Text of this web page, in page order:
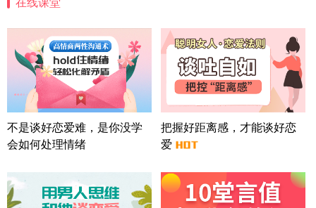
情感方案
浙江-宁波 150****8921
28分钟前
微信用户 逆光下的微笑 通过此页面咨询，已获得专
属情感方案
湖南-长沙 187****3359
18分钟前
微信用户 超 通过此页面咨询，已获得专属情感方案
福建-厦门 159****4462
山东-青岛 138****9975
7分钟前
不是谈好恋爱难，是你没学
会如何处理情绪
把握好距离感，才能谈好恋
爱